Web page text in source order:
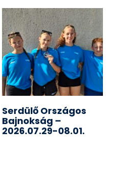
Serdülő Országos
Bajnokság –
2026.07.29-08.01.